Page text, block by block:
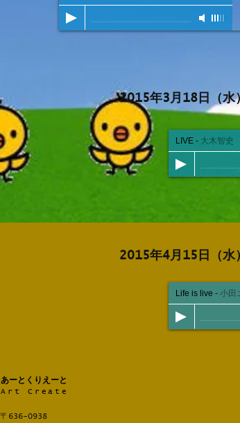
2015年3月18日（水
LIVE - 大木智史
2015年4月15日（水
Life is live - 小田
あーとくりえーと
Art Create
〒636-0938